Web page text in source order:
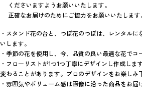
くださいますようお願いいたします。
正確なお届けのためにご協力をお願いいたします
・スタンド花の台と、つぼ花のつぼは、レンタル
いします。
・季節の花を使用し、今、品質の良い最適な花でコ
・フローリストが1つ1つ丁寧にデザインし作成し
変わることがあります。プロのデザインをお楽しみ
・雰囲気やボリューム感は画像に沿った商品をお届